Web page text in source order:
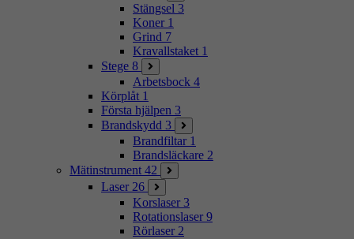
Stängsel 3
Koner 1
Grind 7
Kravallstaket 1
Stege 8
Arbetsbock 4
Körplåt 1
Första hjälpen 3
Brandskydd 3
Brandfiltar 1
Brandsläckare 2
Mätinstrument 42
Laser 26
Korslaser 3
Rotationslaser 9
Rörlaser 2